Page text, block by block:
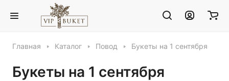
Главная Каталог Повод Букеты на 1 сентября
Букеты на 1 сентября